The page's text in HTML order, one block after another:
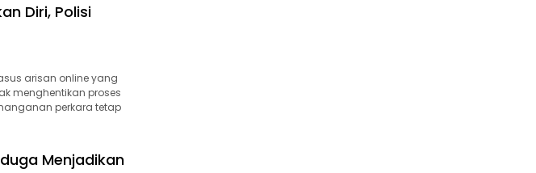
Diri, Polisi
arisan online yang
menghentikan proses
perkara tetap
Menjadikan